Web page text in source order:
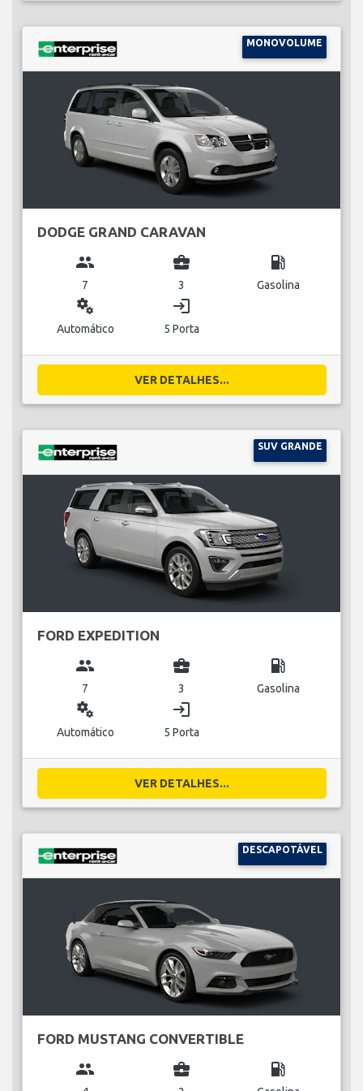
MONOVOLUME
DODGE GRAND CARAVAN
group
7
business_center
3
local_gas_station
Gasolina
miscellaneous_services
Automático
login
5 Porta
VER DETALHES...
SUV GRANDE
FORD EXPEDITION
group
7
business_center
3
local_gas_station
Gasolina
miscellaneous_services
Automático
login
5 Porta
VER DETALHES...
DESCAPOTÁVEL
FORD MUSTANG CONVERTIBLE
group business_center local_gas_station